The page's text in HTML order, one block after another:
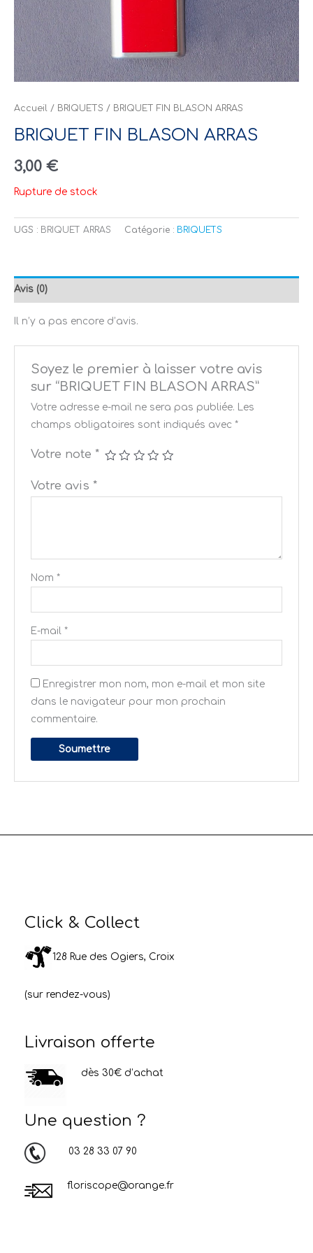
Accueil / BRIQUETS / BRIQUET FIN BLASON ARRAS
BRIQUET FIN BLASON ARRAS
3,00 €
Rupture de stock
UGS : BRIQUET ARRAS Catégorie : BRIQUETS
Avis (0)
Il n’y a pas encore d’avis.
Soyez le premier à laisser votre avis
sur “BRIQUET FIN BLASON ARRAS”
Votre adresse e-mail ne sera pas publiée.
Les
champs obligatoires sont indiqués avec *
Votre note *
Votre avis *
Nom *
E-mail *
Enregistrer mon nom, mon e-mail et mon site
dans le navigateur pour mon prochain
commentaire.
Click & Collect
128 Rue des Ogiers, Croix
(sur rendez-vous)
Livraison offerte
dès 30€ d’achat
Une question ?
03 28 33 07 90
floriscope@orange.fr